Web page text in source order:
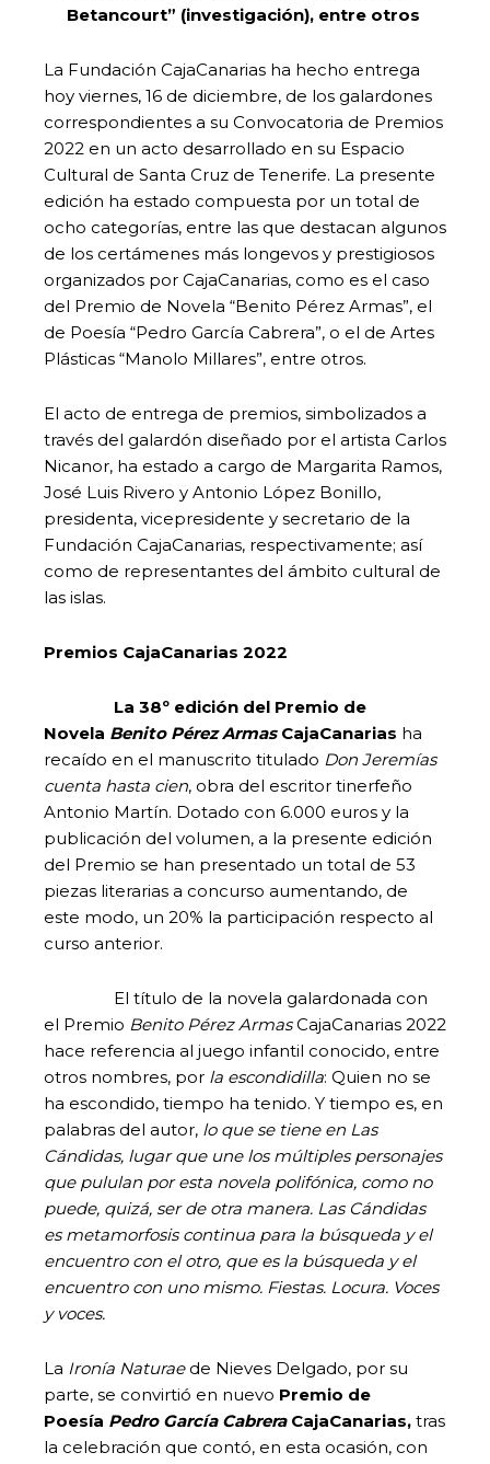
Betancourt” (investigación), entre otros
La Fundación CajaCanarias ha hecho entrega
hoy viernes, 16 de diciembre, de los galardones
correspondientes a su Convocatoria de Premios
2022 en un acto desarrollado en su Espacio
Cultural de Santa Cruz de Tenerife. La presente
edición ha estado compuesta por un total de
ocho categorías, entre las que destacan algunos
de los certámenes más longevos y prestigiosos
organizados por CajaCanarias, como es el caso
del Premio de Novela “Benito Pérez Armas”, el
de Poesía “Pedro García Cabrera”, o el de Artes
Plásticas “Manolo Millares”, entre otros.
El acto de entrega de premios, simbolizados a
través del galardón diseñado por el artista Carlos
Nicanor, ha estado a cargo de Margarita Ramos,
José Luis Rivero y Antonio López Bonillo,
presidenta, vicepresidente y secretario de la
Fundación CajaCanarias, respectivamente; así
como de representantes del ámbito cultural de
las islas.
Premios CajaCanarias 2022
La 38º edición del Premio de
Novela Benito Pérez ArmasCajaCanarias ha
recaído en el manuscrito titulado Don Jeremías
cuenta hasta cien, obra del escritor tinerfeño
Antonio Martín. Dotado con 6.000 euros y la
publicación del volumen, a la presente edición
del Premio se han presentado un total de 53
piezas literarias a concurso aumentando, de
este modo, un 20% la participación respecto al
curso anterior.
El título de la novela galardonada con
el Premio Benito Pérez ArmasCajaCanarias 2022
hace referencia al juego infantil conocido, entre
otros nombres, por la escondidilla: Quien no se
ha escondido, tiempo ha tenido. Y tiempo es, en
palabras del autor, lo que se tiene en Las
Cándidas, lugar que une los múltiples personajes
que pululan por esta novela polifónica, como no
puede, quizá, ser de otra manera. Las Cándidas
es metamorfosis continua para la búsqueda y el
encuentro con el otro, que es la búsqueda y el
encuentro con uno mismo. Fiestas. Locura. Voces
y voces.
La Ironía Naturae de Nieves Delgado, por su
parte, se convirtió en nuevo Premio de
Poesía Pedro García CabreraCajaCanarias, tras
la celebración que contó, en esta ocasión, con